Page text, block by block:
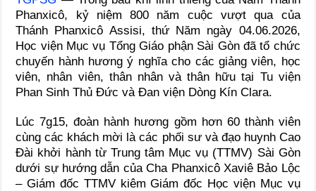
Phanxicô, kỷ niệm 800 năm cuộc vượt qua của
Thánh Phanxicô Assisi, thứ Năm ngày 04.06.2026,
Học viện Mục vụ Tổng Giáo phận Sài Gòn đã tổ chức
chuyến hành hương ý nghĩa cho các giảng viên, học
viên, nhân viên, thân nhân và thân hữu tại Tu viện
Phan Sinh Thủ Đức và Đan viện Dòng Kín Clara.
Lúc 7g15, đoàn hành hương gồm hơn 60 thành viên
cùng các khách mời là các phối sư và đạo huynh Cao
Đài khởi hành từ Trung tâm Mục vụ (TTMV) Sài Gòn
dưới sự hướng dẫn của Cha Phanxicô Xaviê Bảo Lộc
– Giám đốc TTMV kiêm Giám đốc Học viện Mục vụ